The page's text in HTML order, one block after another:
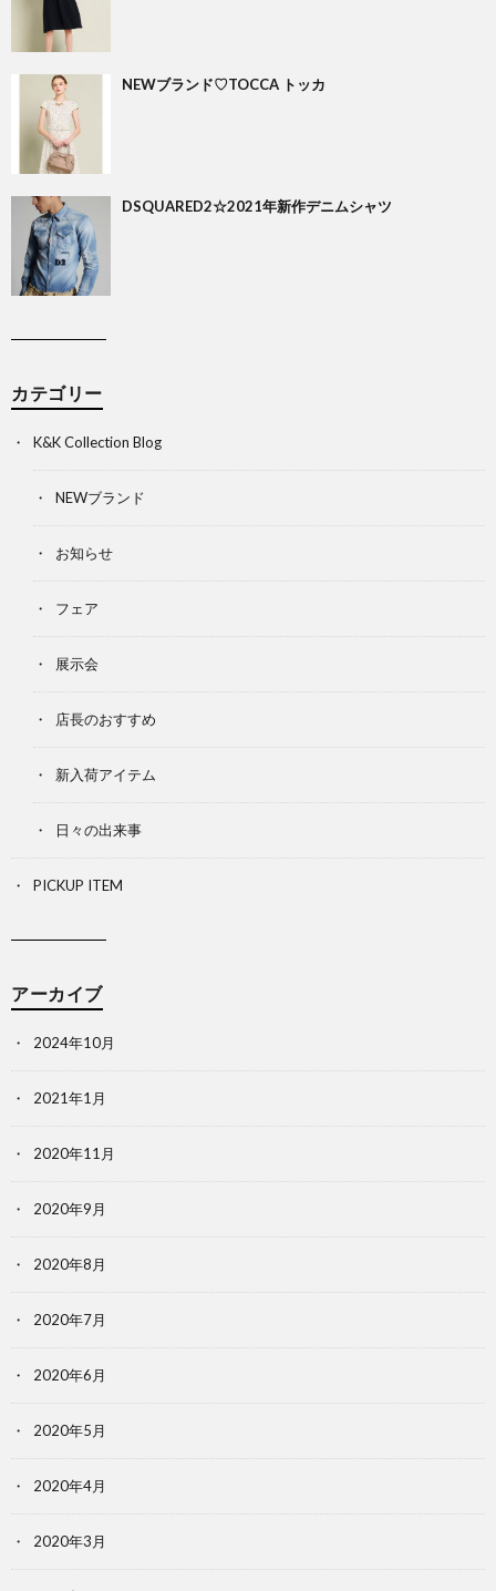
NEWブランド♡TOCCA トッカ
DSQUARED2☆2021年新作デニムシャツ
カテゴリー
K&K Collection Blog
NEWブランド
お知らせ
フェア
展示会
店長のおすすめ
新入荷アイテム
日々の出来事
PICKUP ITEM
アーカイブ
2024年10月
2021年1月
2020年11月
2020年9月
2020年8月
2020年7月
2020年6月
2020年5月
2020年4月
2020年3月